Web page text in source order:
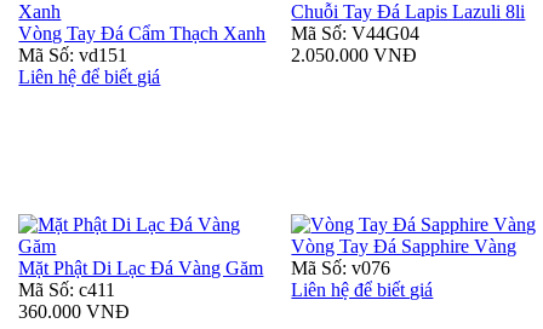
Vòng Tay Đá Cẩm Thạch Xanh
Mã Số: vd151
Liên hệ để biết giá
Chuỗi Tay Đá Lapis Lazuli 8li
Mã Số: V44G04
2.050.000 VNĐ
Mặt Phật Di Lạc Đá Vàng Găm
Mã Số: c411
360.000 VNĐ
Vòng Tay Đá Sapphire Vàng
Mã Số: v076
Liên hệ để biết giá